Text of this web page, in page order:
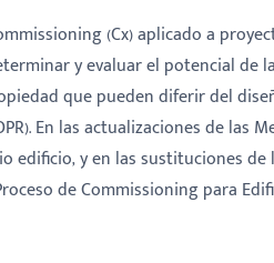
(Cx) aplicado a
y evaluar el potencial de
que pueden diferir del
En las actualizaciones de las
edificio, y en las sustituciones
de Commissioning para